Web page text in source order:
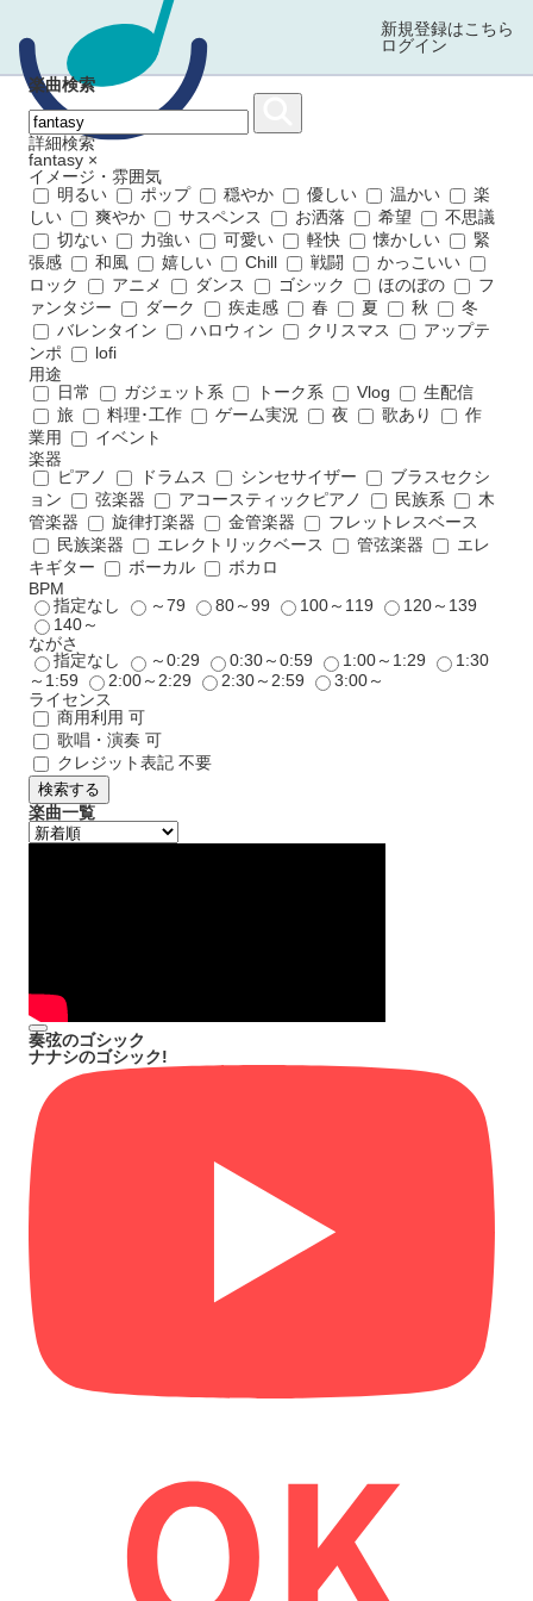
新規登録はこちら
ログイン
楽曲検索
詳細検索
fantasy ×
イメージ・雰囲気
明るい
ポップ 穏やか 優しい 温かい
楽
しい
爽やか サスペンス お洒落 希望
不思議
切ない
力強い 可愛い 軽快 懐かしい
緊
張感
和風 嬉しい Chill 戦闘
かっこいい
ロック
アニメ ダンス ゴシック ほのぼの
フ
ァンタジー
ダーク 疾走感 春 夏 秋
冬
バレンタイン
ハロウィン クリスマス
アップテ
ンポ
lofi
用途
日常
ガジェット系 トーク系 Vlog
生配信
旅
料理･工作 ゲーム実況 夜 歌あり
作
業用
イベント
楽器
ピアノ
ドラムス シンセサイザー
ブラスセクシ
ョン
弦楽器 アコースティックピアノ 民族系
木
管楽器
旋律打楽器 金管楽器
フレットレスベース
民族楽器
エレクトリックベース 管弦楽器
エレ
キギター
ボーカル
ボカロ
BPM
指定なし
～79 80～99 100～119
120～139
140～
ながさ
指定なし
～0:29 0:30～0:59 1:00～1:29
1:30
～1:59
2:00～2:29 2:30～2:59
3:00～
ライセンス
商用利用 可
歌唱・演奏 可
クレジット表記 不要
検索する
楽曲一覧
奏弦のゴシック
ナナシのゴシック!